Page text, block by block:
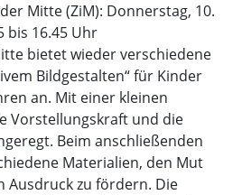
Mitte (ZiM): Donnerstag, 10.
bis 16.45 Uhr
bietet wieder verschiedene
Bildgestalten“ für Kinder
an. Mit einer kleinen
Vorstellungskraft und die
Beim anschließenden
Materialien, den Mut
Ausdruck zu fördern. Die